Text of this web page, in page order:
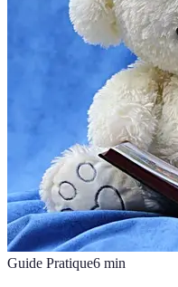
Guide Pratique6 min